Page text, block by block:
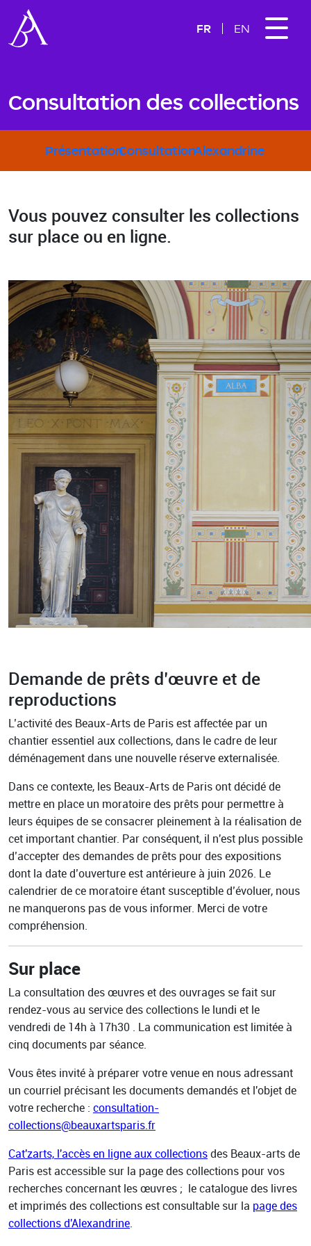
FR EN
Consultation des collections
Sous-menu Collection
PrésentationConsultationAlexandrine
Vous pouvez consulter les collections
sur place ou en ligne.
Demande de prêts d’œuvre et de
reproductions
L’activité des Beaux-Arts de Paris est affectée par un
chantier essentiel aux collections, dans le cadre de leur
déménagement dans une nouvelle réserve externalisée.
Dans ce contexte, les Beaux-Arts de Paris ont décidé de
mettre en place un moratoire des prêts pour permettre à
leurs équipes de se consacrer pleinement à la réalisation de
cet important chantier. Par conséquent, il n'est plus possible
d’accepter des demandes de prêts pour des expositions
dont la date d’ouverture est antérieure à juin 2026. Le
calendrier de ce moratoire étant susceptible d’évoluer, nous
ne manquerons pas de vous informer. Merci de votre
compréhension.
Sur place
La consultation des œuvres et des ouvrages se fait sur
rendez-vous au service des collections le lundi et le
vendredi de 14h à 17h30 . La communication est limitée à
cinq documents par séance.
Vous êtes invité à préparer votre venue en nous adressant
un courriel précisant les documents demandés et l'objet de
votre recherche : consultation-
collections@beauxartsparis.fr
Cat'zarts, l'accès en ligne aux collectionsdes Beaux-arts de
Paris est accessible sur la page des collections pour vos
recherches concernant les œuvres ; le catalogue des livres
et imprimés des collections est consultable sur la page des
collections d'Alexandrine.